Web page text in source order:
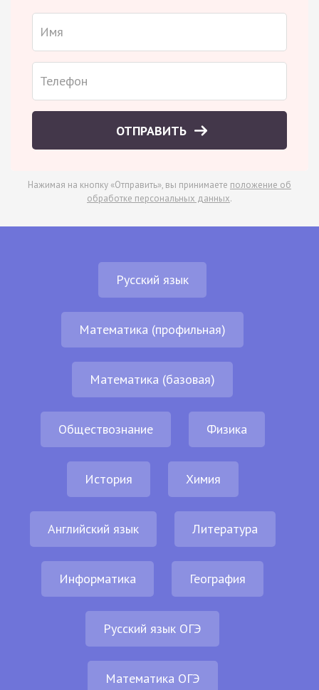
ОТПРАВИТЬ
Нажимая на кнопку «Отправить», вы принимаете положение об
обработке персональных данных.
Русский язык
Математика (профильная)
Математика (базовая)
Обществознание Физика
История Химия
Английский язык Литература
Информатика География
Русский язык ОГЭ
Математика ОГЭ